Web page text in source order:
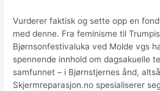
Vurderer faktisk og sette opp en
med denne. Fra feminisme til
Bjørnsonfestivaluka ved Molde vgs
spennende innhold om dagsakuelle
samfunnet – i Bjørnstjernes ånd,
Skjermreparasjon.no spesialiserer